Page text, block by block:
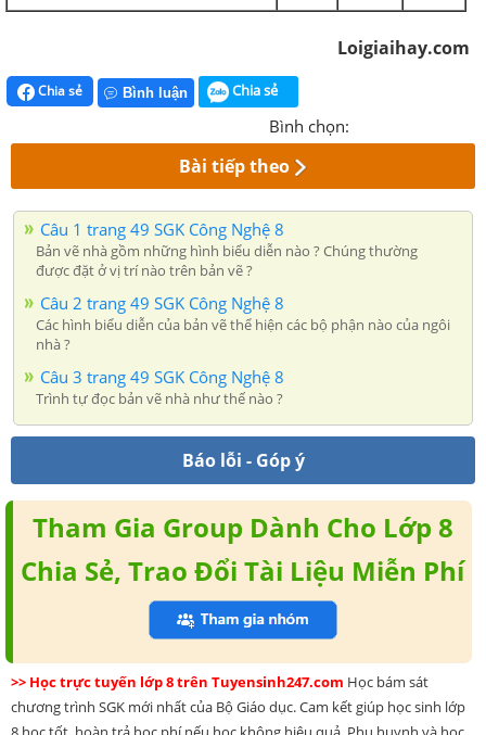
Loigiaihay.com
Chia sẻ Bình luận Chia sẻ
Bình chọn:
Bài tiếp theo
Câu 1 trang 49 SGK Công Nghệ 8
Bản vẽ nhà gồm những hình biểu diễn nào ? Chúng thường
được đặt ở vị trí nào trên bản vẽ ?
Câu 2 trang 49 SGK Công Nghệ 8
Các hình biểu diễn của bản vẽ thể hiện các bộ phận nào của ngôi
nhà ?
Câu 3 trang 49 SGK Công Nghệ 8
Trình tự đọc bản vẽ nhà như thế nào ?
Báo lỗi - Góp ý
Tham Gia Group Dành Cho Lớp 8
Chia Sẻ, Trao Đổi Tài Liệu Miễn Phí
>> Học trực tuyến lớp 8 trên Tuyensinh247.com Học bám sát
chương trình SGK mới nhất của Bộ Giáo dục. Cam kết giúp học sinh lớp